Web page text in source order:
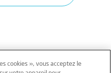
cookies », vous acceptez le